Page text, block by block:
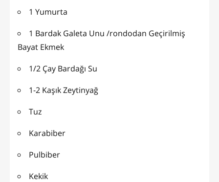
1 Yumurta
1 Bardak Galeta Unu /rondodan Geçirilmiş
Bayat Ekmek
1/2 Çay Bardağı Su
1-2 Kaşık Zeytinyağ
Tuz
Karabiber
Pulbiber
Kekik